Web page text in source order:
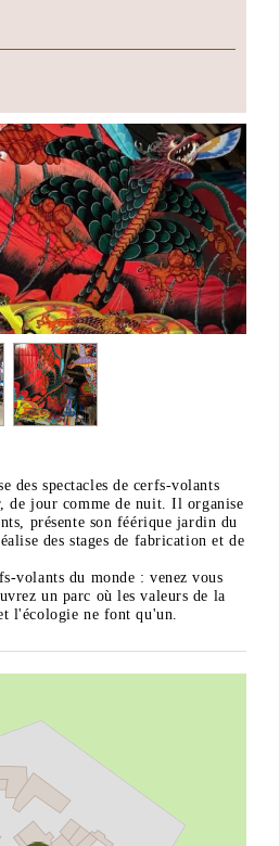
des spectacles de cerfs-volants
de jour comme de nuit. Il organise
présente son féérique jardin du
des stages de fabrication et de
volants du monde : venez vous
un parc où les valeurs de la
l'écologie ne font qu'un.